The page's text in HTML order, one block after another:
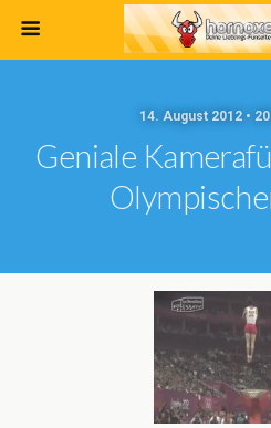
14. August 2012 •
Geniale